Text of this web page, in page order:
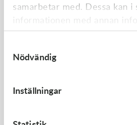
samarbetar med. Dessa kan
informationen med annan
har tillhandahållit eller som
Nödvändig
Inställningar
Liknande produkter